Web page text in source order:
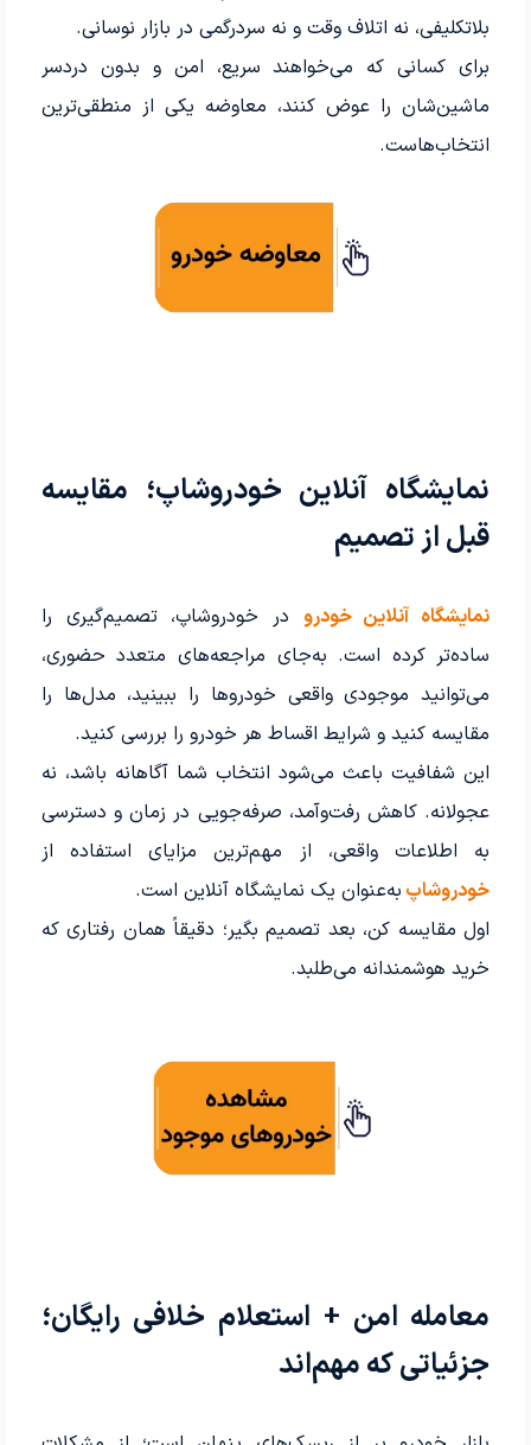
بلاتکلیفی، نه اتلاف وقت و نه سردرگمی در بازار نوسانی.
برای کسانی که می‌خواهند سریع، امن و بدون دردسر
ماشین‌شان را عوض کنند، معاوضه یکی از منطقی‌ترین
انتخاب‌هاست.
نمایشگاه آنلاین خودروشاپ؛ مقایسه
قبل از تصمیم
نمایشگاه آنلاین خودرو در خودروشاپ، تصمیم‌گیری را
ساده‌تر کرده است. به‌جای مراجعه‌های متعدد حضوری،
می‌توانید موجودی واقعی خودروها را ببینید، مدل‌ها را
مقایسه کنید و شرایط اقساط هر خودرو را بررسی کنید.
این شفافیت باعث می‌شود انتخاب شما آگاهانه باشد، نه
عجولانه. کاهش رفت‌وآمد، صرفه‌جویی در زمان و دسترسی
به اطلاعات واقعی، از مهم‌ترین مزایای استفاده از
خودروشاپ به‌عنوان یک نمایشگاه آنلاین است.
اول مقایسه کن، بعد تصمیم بگیر؛ دقیقاً همان رفتاری که
خرید هوشمندانه می‌طلبد.
معامله امن + استعلام خلافی رایگان؛
جزئیاتی که مهم‌اند